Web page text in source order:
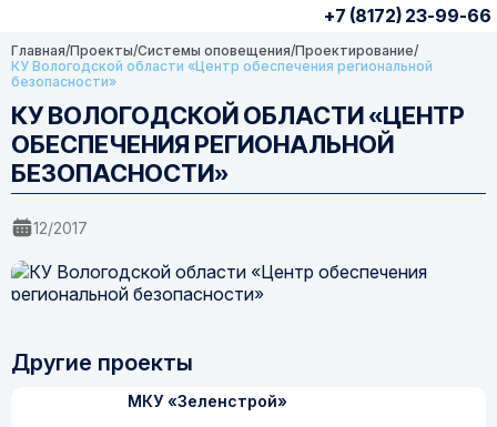
+7 (8172) 23-99-66
Главная/Проекты/Системы оповещения/Проектирование/
КУ Вологодской области «Центр обеспечения региональной
безопасности»
КУ ВОЛОГОДСКОЙ ОБЛАСТИ «ЦЕНТР
ОБЕСПЕЧЕНИЯ РЕГИОНАЛЬНОЙ
БЕЗОПАСНОСТИ»
12/2017
Другие проекты
МКУ «Зеленстрой»